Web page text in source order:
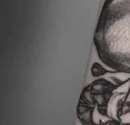
WZORY